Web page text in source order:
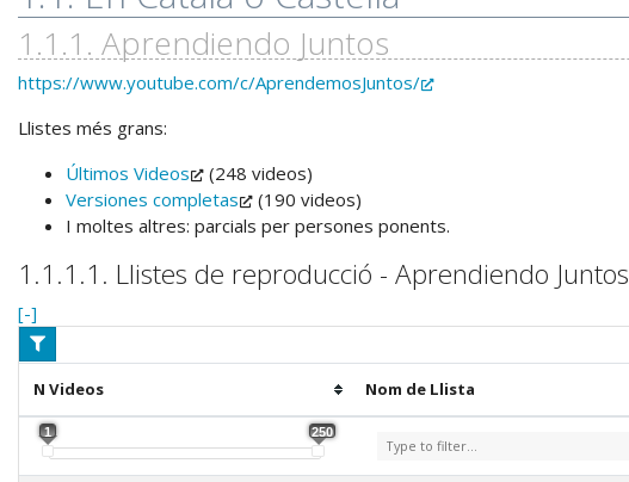
1.1.1. Aprendiendo Juntos
https://www.youtube.com/c/AprendemosJuntos/
Llistes més grans:
Últimos Videos
(248 videos)
Versiones completas
(190 videos)
I moltes altres: parcials per persones ponents.
1.1.1.1. Llistes de reproducció - Aprendiendo Juntos
[-]
N Videos Nom de Llista